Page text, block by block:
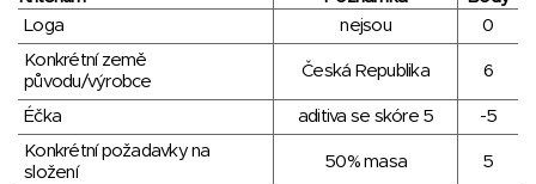
Loga
nejsou
0
Konkrétní země
původu/výrobce
Česká Republika 6
Éčka aditiva se skóre 5
-5
Konkrétní požadavky na
složení
50% masa 5